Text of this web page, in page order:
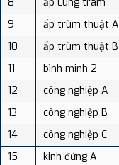
9
ấp trùm thuật A
10
ấp trùm thuật B
11
bình minh 2
12
công nghiệp A
13
công nghiệp B
14
công nghiệp C
15
kinh đứng A